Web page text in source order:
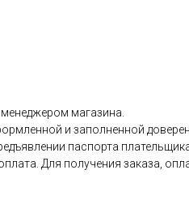
магазина.
и заполненной
паспорта
Для получения заказа,